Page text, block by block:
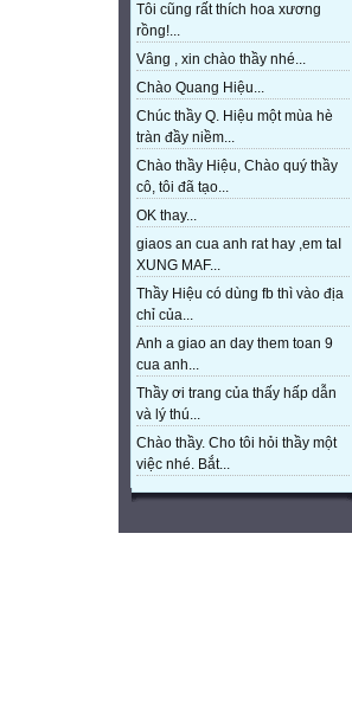
Tôi cũng rất thích hoa xương
rồng!...
Vâng , xin chào thầy nhé...
Chào Quang Hiệu...
Chúc thầy Q. Hiệu một mùa hè
tràn đầy niềm...
Chào thầy Hiệu, Chào quý thầy
cô, tôi đã tạo...
OK thay...
giaos an cua anh rat hay ,em taI
XUNG MAF...
Thầy Hiệu có dùng fb thì vào địa
chỉ của...
Anh a giao an day them toan 9
cua anh...
Thầy ơi trang của thấy hấp dẫn
và lý thú...
Chào thầy. Cho tôi hỏi thầy một
việc nhé. Bắt...